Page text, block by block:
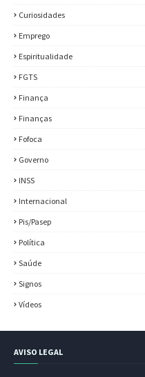
Curiosidades
Emprego
Espiritualidade
FGTS
Finança
Finanças
Fofoca
Governo
INSS
Internacional
Pis/Pasep
Política
Saúde
Signos
Vídeos
AVISO LEGAL